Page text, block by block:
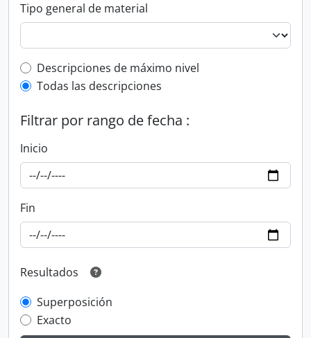
Tipo general de material
Top-level description filter
Descripciones de máximo nivel
Todas las descripciones
Filtrar por rango de fecha :
Inicio
Fin
Resultados
Superposición
Exacto